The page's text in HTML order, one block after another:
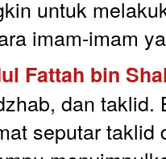
untuk
imam-imam
Fattah bin
dan taklid.
seputar taklid